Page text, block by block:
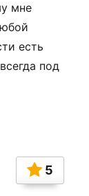
мне
есть
под
5